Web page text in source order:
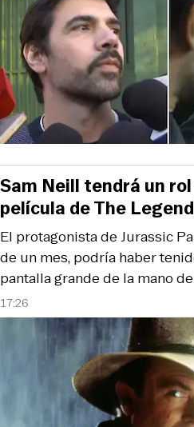
17:26
El protagonista de Jurassic
de un mes, podría haber
pantalla grande de la mano
Sam Neill tendrá un
película de The